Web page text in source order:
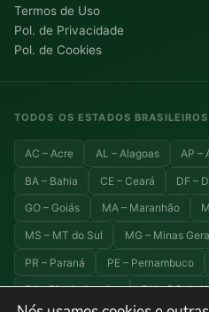
Termos de Uso
Pol. de Privacidade
Pol. de Cookies
TODOS OS ESTADOS BRASILEIROS
AC – Acre AL – Alagoas AP –
BA – Bahia CE – Ceará DF –
GO – Goiás MA – Maranhão
MS – MT do Sul MG – Minas
PR – Paraná PE – Pernambuco
RJ – Rio de Janeiro RN – RG do